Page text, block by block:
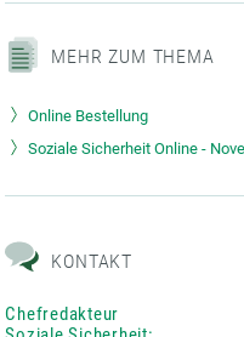
MEHR ZUM THEMA
Online Bestellung
Soziale Sicherheit Online -
KONTAKT
Chefredakteur